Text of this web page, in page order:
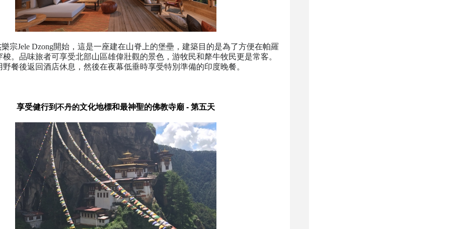
宗Jele Dzong開始，這是一座建在山脊上的堡壘，建築目的是為了方便在帕羅
。品味旅者可享受北部山區雄偉壯觀的景色，游牧民和犛牛牧民更是常客。
野餐後返回酒店休息，然後在夜幕低垂時享受特別準備的印度晚餐。
享受健行到不丹的文化地標和最神聖的佛教寺廟 - 第五天